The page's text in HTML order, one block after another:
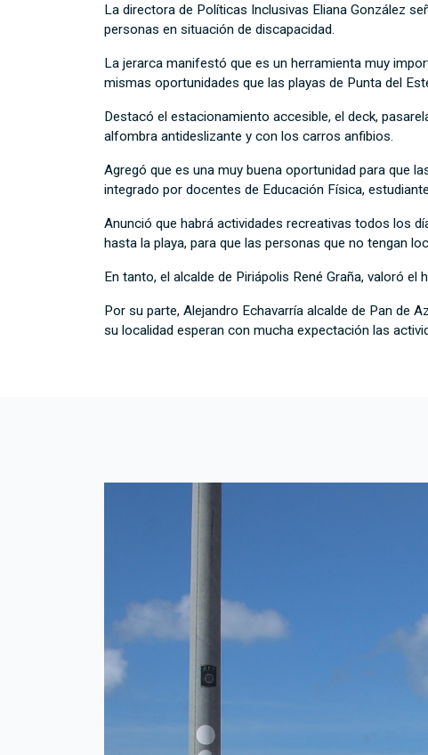
La directora de Políticas Inclusivas Eliana González
personas en situación de discapacidad.
La jerarca manifestó que es un herramienta muy
mismas oportunidades que las playas de Punta del
Destacó el estacionamiento accesible, el deck,
alfombra antideslizante y con los carros anfibios.
Agregó que es una muy buena oportunidad para que
integrado por docentes de Educación Física,
Anunció que habrá actividades recreativas todos los
hasta la playa, para que las personas que no tengan
En tanto, el alcalde de Piriápolis René Graña, valoró
Por su parte, Alejandro Echavarría alcalde de Pan de
su localidad esperan con mucha expectación las